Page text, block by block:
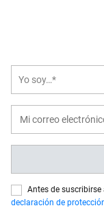
Yo soy…*
Antes de
declaración de